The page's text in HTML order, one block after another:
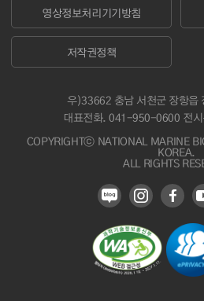
영상정보처리기기방침
저작권정책
우)33662 충남 서천군 장항읍
대표전화.041-950-0600 전
COPYRIGHTⓒ NATIONAL MARINE
KOREA.
ALL RIGHTS